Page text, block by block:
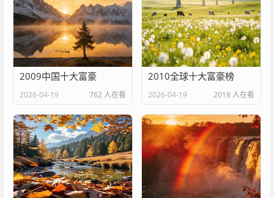
2009中国十大富豪
2026-04-19 762 人在看
2010全球十大富豪榜
2026-04-19 2018 人在看